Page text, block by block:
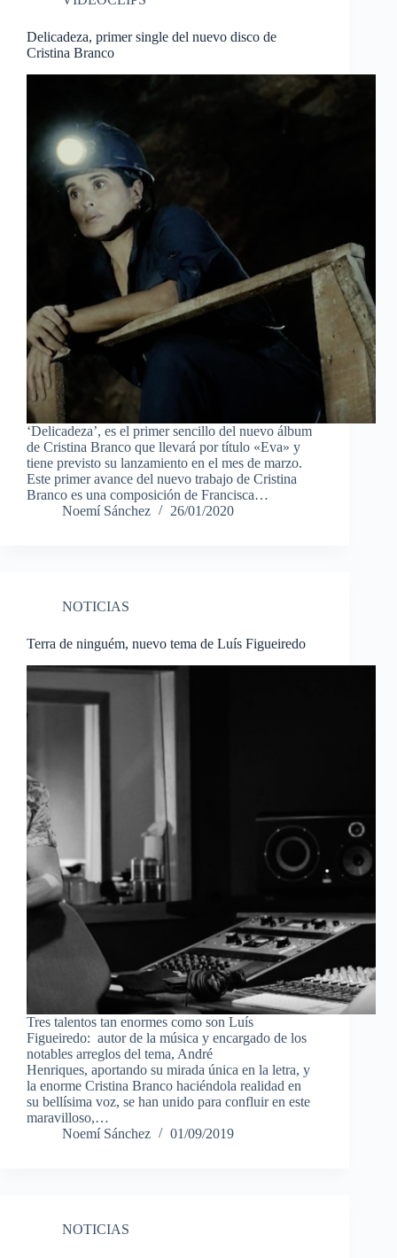
Delicadeza, primer single del nuevo disco de
Cristina Branco
‘Delicadeza’, es el primer sencillo del nuevo álbum
de Cristina Branco que llevará por título «Eva» y
tiene previsto su lanzamiento en el mes de marzo.
Este primer avance del nuevo trabajo de Cristina
Branco es una composición de Francisca…
Noemí Sánchez
26/01/2020
NOTICIAS
Terra de ninguém, nuevo tema de Luís Figueiredo
Tres talentos tan enormes como son Luís
Figueiredo: autor de la música y encargado de los
notables arreglos del tema, André
Henriques, aportando su mirada única en la letra, y
la enorme Cristina Branco haciéndola realidad en
su bellísima voz, se han unido para confluir en este
maravilloso,…
Noemí Sánchez
01/09/2019
NOTICIAS